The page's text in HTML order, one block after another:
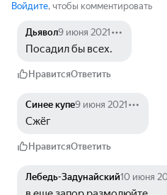
Войдите, чтобы комментировать
Дьявол9 июня 2021
Посадил бы всех.
НравитсяОтветить
Синее купе9 июня 2021
Сжёг
НравитсяОтветить
Лебедь-Задунайский10 июня